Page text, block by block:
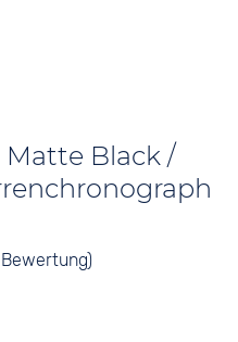
Matte Black /